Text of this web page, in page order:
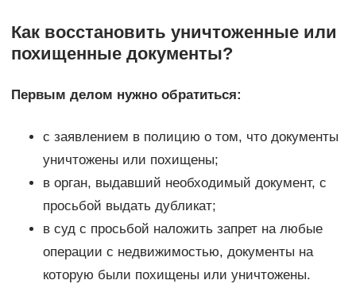
Как восстановить уничтоженные или
похищенные документы?
Первым делом нужно обратиться:
с заявлением в полицию о том, что документы
уничтожены или похищены;
в орган, выдавший необходимый документ, с
просьбой выдать дубликат;
в суд с просьбой наложить запрет на любые
операции с недвижимостью, документы на
которую были похищены или уничтожены.